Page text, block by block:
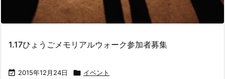
1.17ひょうごメモリアルウォーク参加者募集
 2015年12月24日  イベント